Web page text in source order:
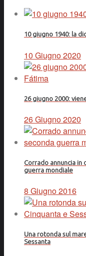
10 giugno 1940: la
10 Giugno 2020
26 giugno 2000:
26 Giugno 2020
Corrado annuncia
guerra mondiale
8 Giugno 2016
Una rotonda sul
Sessanta